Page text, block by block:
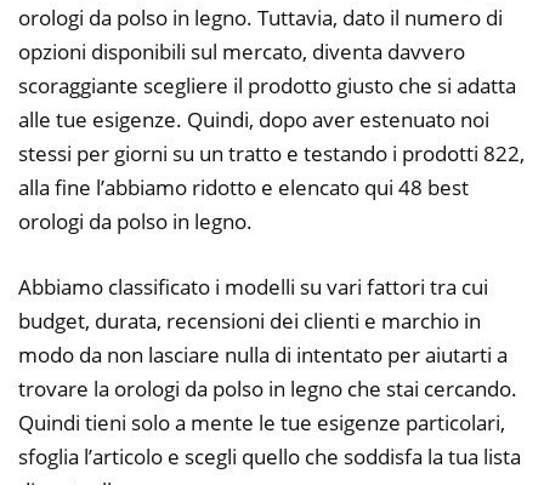
orologi da polso in legno. Tuttavia, dato il numero di
opzioni disponibili sul mercato, diventa davvero
scoraggiante scegliere il prodotto giusto che si adatta
alle tue esigenze. Quindi, dopo aver estenuato noi
stessi per giorni su un tratto e testando i prodotti 822,
alla fine l’abbiamo ridotto e elencato qui 48 best
orologi da polso in legno.
Abbiamo classificato i modelli su vari fattori tra cui
budget, durata, recensioni dei clienti e marchio in
modo da non lasciare nulla di intentato per aiutarti a
trovare la orologi da polso in legno che stai cercando.
Quindi tieni solo a mente le tue esigenze particolari,
sfoglia l’articolo e scegli quello che soddisfa la tua lista